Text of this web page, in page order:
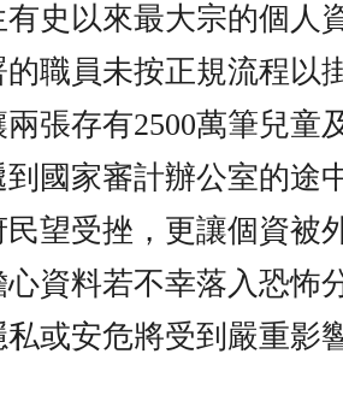
有史以來最大宗的個人
職員未按正規流程以
張存有2500萬筆兒童
國家審計辦公室的途
望受挫，更讓個資被
資料若不幸落入恐怖
或安危將受到嚴重影